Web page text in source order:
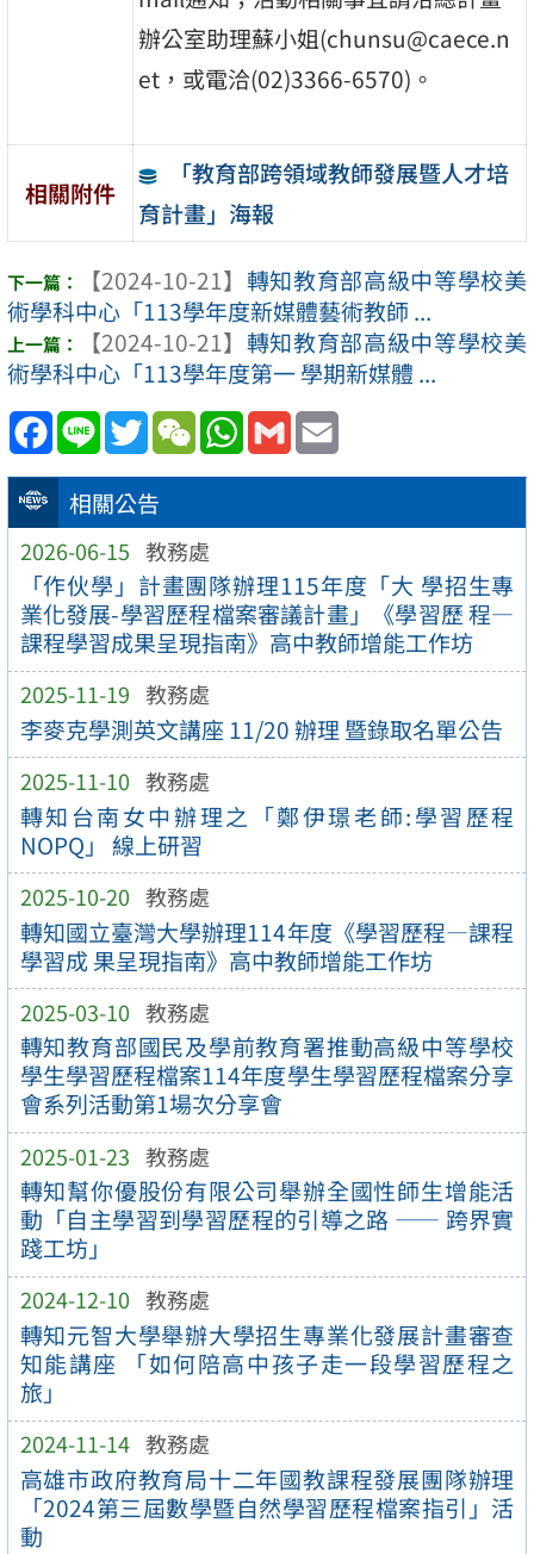
相關公告
2026-06-15 教務處
「作伙學」計畫團隊辦理115年度「大 學招生專
業化發展-學習歷程檔案審議計畫」《學習歷 程—
課程學習成果呈現指南》高中教師增能工作坊
2025-11-19 教務處
李麥克學測英文講座 11/20 辦理 暨錄取名單公告
2025-11-10 教務處
轉知台南女中辦理之「鄭伊璟老師:學習歷程
NOPQ」 線上研習
2025-10-20 教務處
轉知國立臺灣大學辦理114年度《學習歷程—課程
學習成 果呈現指南》高中教師增能工作坊
2025-03-10 教務處
轉知教育部國民及學前教育署推動高級中等學校
學生學習歷程檔案114年度學生學習歷程檔案分享
會系列活動第1場次分享會
2025-01-23 教務處
轉知幫你優股份有限公司舉辦全國性師生增能活
動「自主學習到學習歷程的引導之路 —— 跨界實
踐工坊」
2024-12-10 教務處
轉知元智大學舉辦大學招生專業化發展計畫審查
知能講座 「如何陪高中孩子走一段學習歷程之
旅」
2024-11-14 教務處
高雄市政府教育局十二年國教課程發展團隊辦理
「2024第三屆數學暨自然學習歷程檔案指引」活
動
辦公室助理蘇小姐(chunsu@caece.n
et，或電洽(02)3366-6570)。
相關附件
「教育部跨領域教師發展暨人才培
育計畫」海報
【2024-10-21】 轉知教育部高級中等學校美
術學科中心「113學年度新媒體藝術教師 ...
【2024-10-21】 轉知教育部高級中等學校美
術學科中心「113學年度第一 學期新媒體 ...
Facebook
Line TwitterWeChatWhatsApp
Gmail